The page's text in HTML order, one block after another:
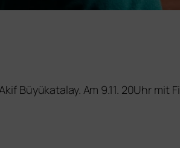
Büyükatalay. Am 9.11. 20Uhr mit